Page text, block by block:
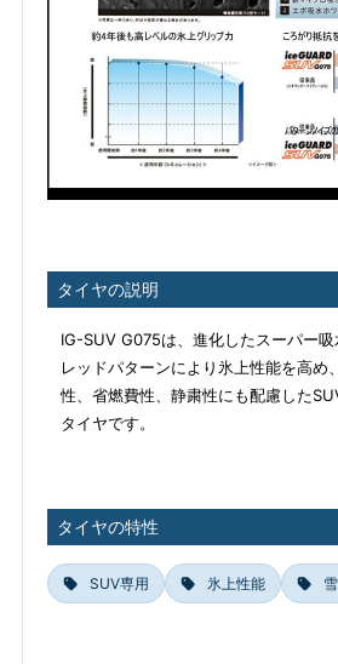
タイヤの説明
IG-SUV G075は、進化したスーパー吸
レッドパターンにより氷上性能を高め
性、省燃費性、静粛性にも配慮した
タイヤです。
タイヤの特性
SUV専用 氷上性能